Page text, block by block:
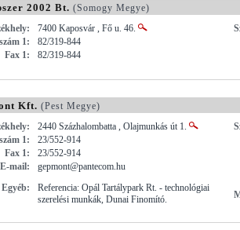
2002 Bt. (Somogy Megye)
7400 Kaposvár , Fő u. 46.
1:
82/319-844
Fax 1:
82/319-844
Kft. (Pest Megye)
2440 Százhalombatta , Olajmunkás út 1.
1:
23/552-914
Fax 1:
23/552-914
E-mail:
gepmont@pantecom.hu
Egyéb:
Referencia: Opál Tartálypark Rt. - technológiai
szerelési munkák, Dunai Finomító.